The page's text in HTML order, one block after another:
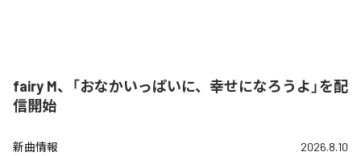
fairy M、「おなかいっぱいに、幸せになろうよ」を配
信開始
新曲情報 2026.8.10